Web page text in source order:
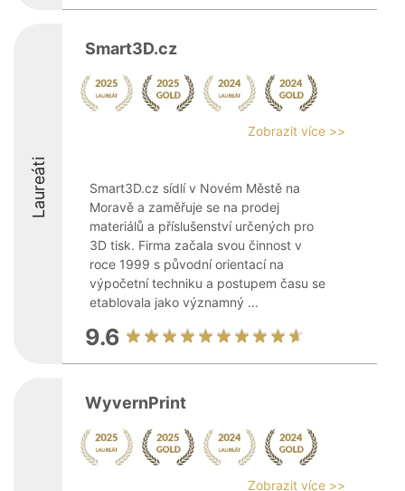
Laureáti
Smart3D.cz
Zobrazit více >>
Smart3D.cz sídlí v Novém Městě na
Moravě a zaměřuje se na prodej
materiálů a příslušenství určených pro
3D tisk. Firma začala svou činnost v
roce 1999 s původní orientací na
výpočetní techniku a postupem času se
etablovala jako významný ...
9.6
WyvernPrint
Zobrazit více >>